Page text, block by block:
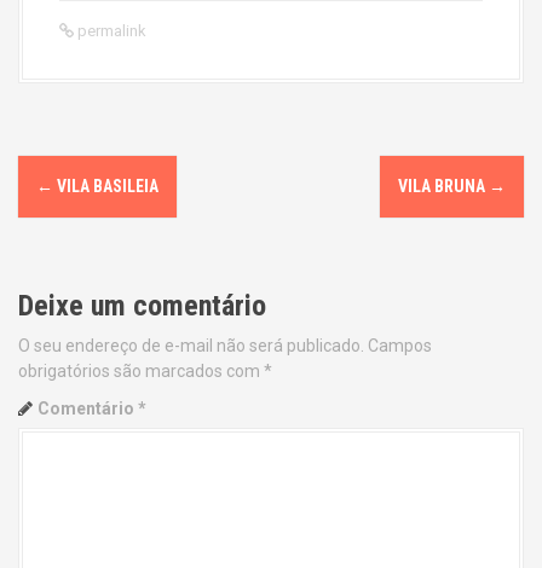
permalink
P
o
t
n
a
← VILA BASILEIA VILA BRUNA →
Deixe um comentário
O seu endereço de e-mail não será publicado. Campos
obrigatórios são marcados com *
Comentário *